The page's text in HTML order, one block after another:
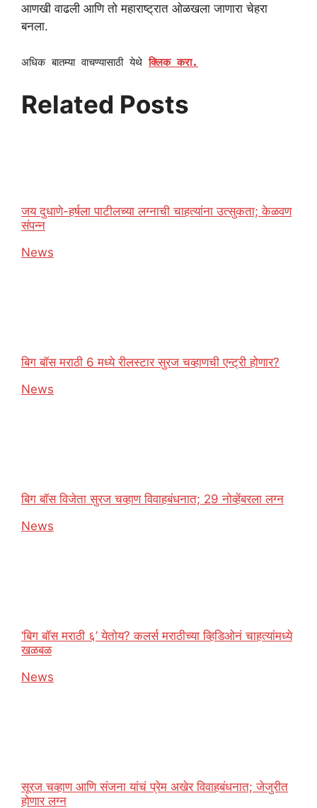
आणखी वाढली आणि तो महाराष्ट्रात ओळखला जाणारा चेहरा
बनला.
अधिक बातम्या वाचण्यासाठी येथेक्लिक करा.
Related Posts
जय दुधाणे-हर्षला पाटीलच्या लग्नाची चाहत्यांना उत्सुकता; केळवण
संपन्न
In relation to
News
बिग बॉस मराठी 6 मध्ये रीलस्टार सुरज चव्हाणची एन्ट्री होणार?
In relation to
News
बिग बॉस विजेता सुरज चव्हाण विवाहबंधनात; 29 नोव्हेंबरला लग्न
In relation to
News
‘बिग बॉस मराठी ६’ येतोय? कलर्स मराठीच्या व्हिडिओनं चाहत्यांमध्ये
खळबळ
In relation to
News
सूरज चव्हाण आणि संजना यांचं प्रेम अखेर विवाहबंधनात; जेजुरीत
होणार लग्न